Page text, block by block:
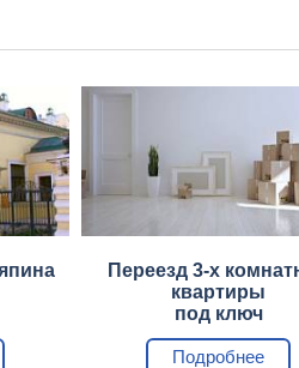
Переезд 3-х
квартиры
под ключ
Подробнее